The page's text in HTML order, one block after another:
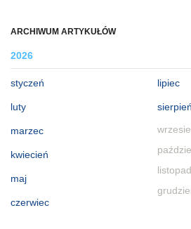
ARCHIWUM ARTYKUŁÓW
2026
styczeń
luty
marzec
kwiecień
maj
czerwiec
lipiec
sierpień
listopad